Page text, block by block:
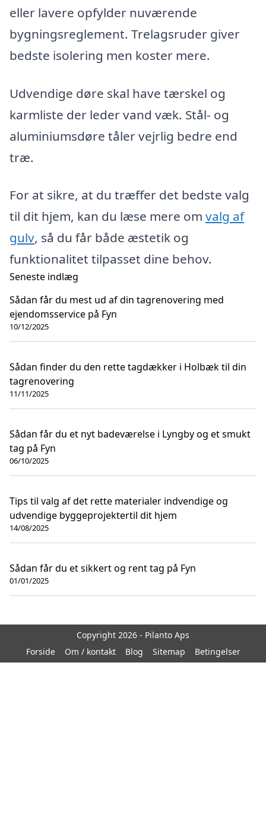
eller lavere opfylder nuværende
bygningsreglement. Trelagsruder giver
bedste isolering men koster mere.
Udvendige døre skal have tærskel og
karmliste der leder vand væk. Stål- og
aluminiumsdøre tåler vejrlig bedre end
træ.
For at sikre, at du træffer det bedste valg
til dit hjem, kan du læse mere om valg af
gulv, så du får både æstetik og
funktionalitet tilpasset dine behov.
Seneste indlæg
Sådan får du mest ud af din tagrenovering med
ejendomsservice på Fyn
10/12/2025
Sådan finder du den rette tagdækker i Holbæk til din
tagrenovering
11/11/2025
Sådan får du et nyt badeværelse i Lyngby og et smukt
tag på Fyn
06/10/2025
Tips til valg af det rette materialer indvendige og
udvendige byggeprojektertil dit hjem
14/08/2025
Sådan får du et sikkert og rent tag på Fyn
01/01/2025
Copyright 2026 - Pilanto Aps
Forside
Om / kontakt Blog Sitemap Betingelser